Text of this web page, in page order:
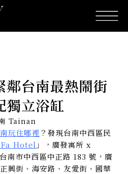
鄰台南最熱鬧街
獨立浴缸
Tainan
玩住哪裡 ？發現台南中西區民
Hotel 」，廣發寓所 x
南市中西區中正路 183 號，廣
興街、海安路、友愛街、國華